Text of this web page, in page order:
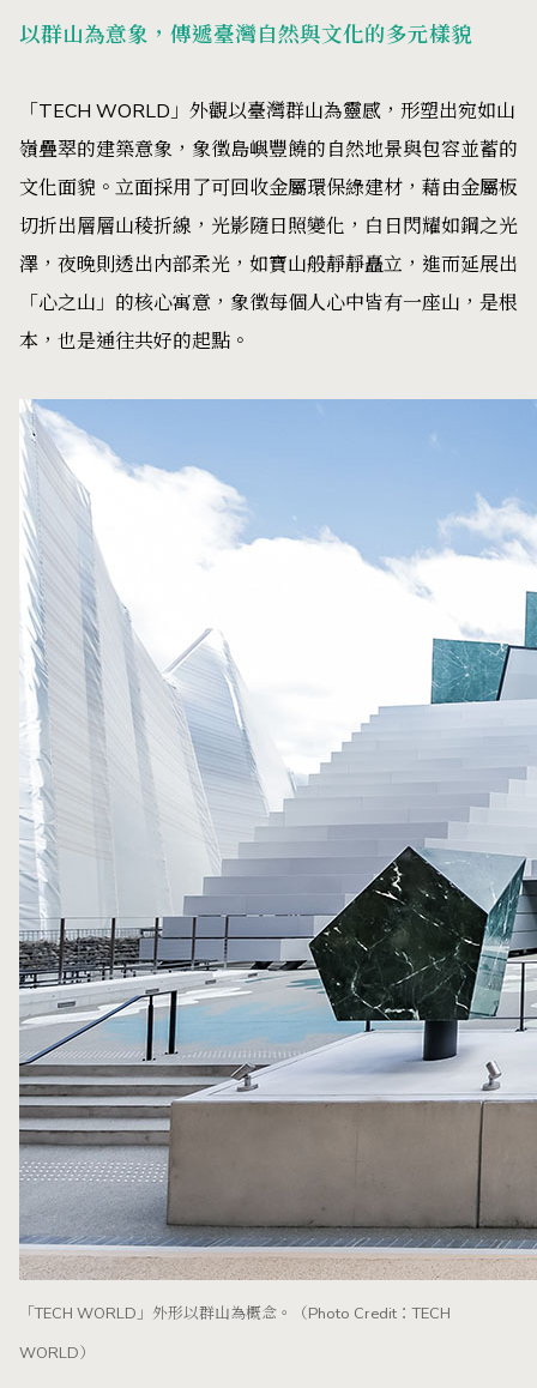
以群山為意象，傳遞臺灣自然與文化的多元樣貌
「TECH WORLD」外觀以臺灣群山為靈感，形塑出宛如山
嶺疊翠的建築意象，象徵島嶼豐饒的自然地景與包容並蓄的
文化面貌。立面採用了可回收金屬環保綠建材，藉由金屬板
切折出層層山稜折線，光影隨日照變化，白日閃耀如鋼之光
澤，夜晚則透出內部柔光，如寶山般靜靜矗立，進而延展出
「心之山」的核心寓意，象徵每個人心中皆有一座山，是根
本，也是通往共好的起點。
「TECH WORLD」外形以群山為概念。
（Photo Credit：TECH
WORLD）